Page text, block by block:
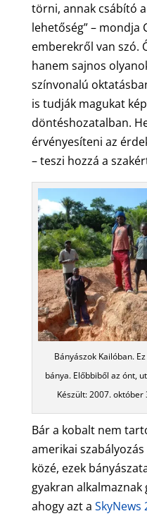
törni, annak csábító
lehetőség” – mondja
emberekről van szó.
hanem sajnos
színvonalú
is tudják magukat
döntéshozatalban.
érvényesíteni az
– teszi hozzá a
Bányászok Kailóban.
bánya. Előbbiből az ónt,
Készült: 2007. október
Bár a kobalt nem
amerikai
közé, ezek
gyakran
ahogy azt a